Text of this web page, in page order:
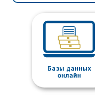
Базы данных
онлайн